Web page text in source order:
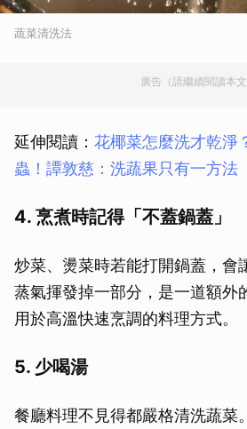
蔬菜清洗法
廣告（請繼續閱讀本文
延伸閱讀： 花椰菜怎麼洗才乾淨
蟲！譚敦慈：洗蔬果只有一方法
4. 烹煮時記得「不蓋鍋蓋」
炒菜、燙菜時若能打開鍋蓋，會
蒸氣揮發掉一部分，是一道額外
用於高溫快速烹調的料理方式。
5. 少喝湯
餐廳料理不見得都嚴格清洗蔬菜